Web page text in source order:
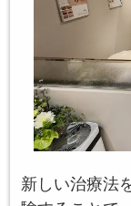
新しい治療法